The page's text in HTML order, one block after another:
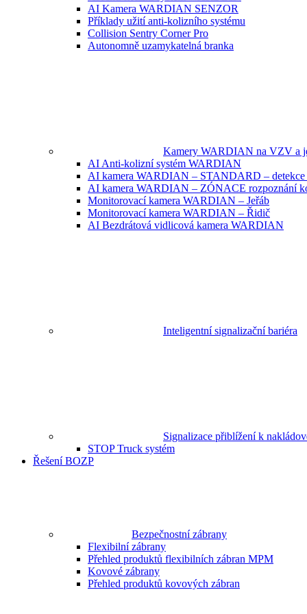
AI Kamera WARDIAN SENZOR
Příklady užití anti-kolizního systému
Collision Sentry Corner Pro
Autonomně uzamykatelná branka
Kamery WARDIAN na VZV a
AI Anti-kolizní systém WARDIAN
AI kamera WARDIAN – STANDARD – detekce
AI kamera WARDIAN – ZÓNACE rozpoznání
Monitorovací kamera WARDIAN – Jeřáb
Monitorovací kamera WARDIAN – Řidič
AI Bezdrátová vidlicová kamera WARDIAN
Inteligentní signalizační bariéra
Signalizace přiblížení k
STOP Truck systém
Řešení BOZP
Bezpečnostní zábrany
Flexibilní zábrany
Přehled produktů flexibilních zábran MPM
Kovové zábrany
Přehled produktů kovových zábran